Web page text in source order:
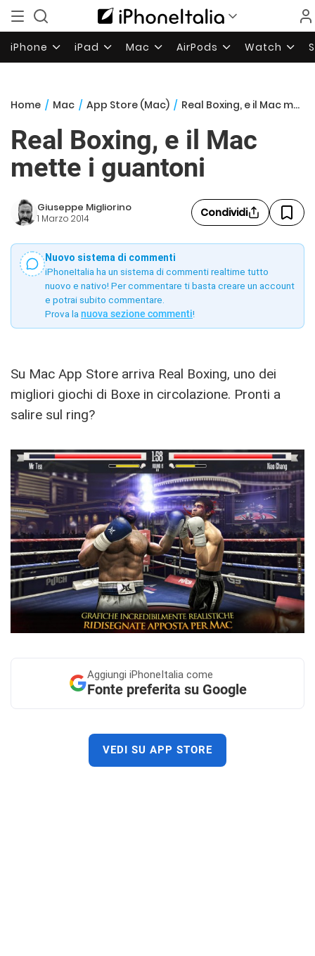
iPhone iPad Mac AirPods Watch
Home / Mac / App Store (Mac) / Real Boxing, e il Mac mette i guantoni
Real Boxing, e il Mac
mette i guantoni
Giuseppe Migliorino
1 Marzo 2014 Condividi
Nuovo sistema di commenti
iPhoneItalia ha un sistema di commenti realtime tutto
nuovo e nativo! Per commentare ti basta creare un account
e potrai subito commentare.
Prova la nuova sezione commenti!
Su Mac App Store arriva Real Boxing, uno dei
migliori giochi di Boxe in circolazione. Pronti a
salire sul ring?
Aggiungi iPhoneItalia come
Fonte preferita su Google
VEDI SU APP STORE